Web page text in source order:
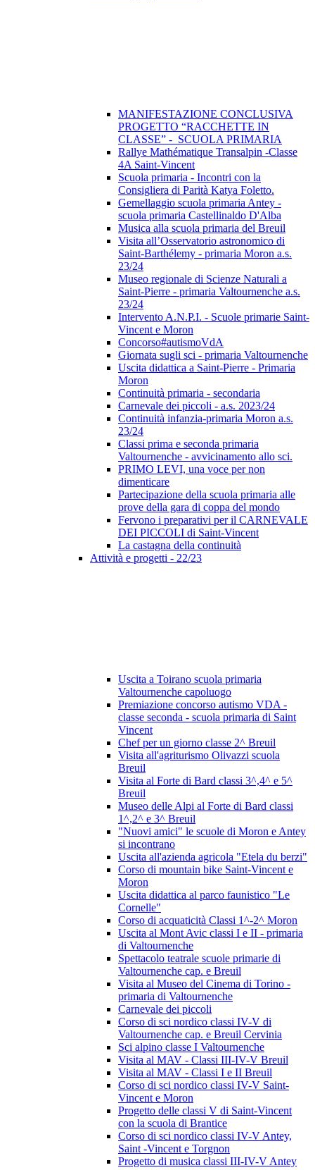
MANIFESTAZIONE CONCLUSIVA
PROGETTO “RACCHETTE IN
CLASSE” - SCUOLA PRIMARIA
Rallye Mathématique Transalpin -Classe
4A Saint-Vincent
Scuola primaria - Incontri con la
Consigliera di Parità Katya Foletto.
Gemellaggio scuola primaria Antey -
scuola primaria Castellinaldo D'Alba
Musica alla scuola primaria del Breuil
Visita all’Osservatorio astronomico di
Saint-Barthélemy - primaria Moron a.s.
23/24
Museo regionale di Scienze Naturali a
Saint-Pierre - primaria Valtournenche a.s.
23/24
Intervento A.N.P.I. - Scuole primarie Saint-
Vincent e Moron
Concorso#autismoVdA
Giornata sugli sci - primaria Valtournenche
Uscita didattica a Saint-Pierre - Primaria
Moron
Continuità primaria - secondaria
Carnevale dei piccoli - a.s. 2023/24
Continuità infanzia-primaria Moron a.s.
23/24
Classi prima e seconda primaria
Valtournenche - avvicinamento allo sci.
PRIMO LEVI, una voce per non
dimenticare
Partecipazione della scuola primaria alle
prove della gara di coppa del mondo
Fervono i preparativi per il CARNEVALE
DEI PICCOLI di Saint-Vincent
La castagna della continuità
Attività e progetti - 22/23
Uscita a Toirano scuola primaria
Valtournenche capoluogo
Premiazione concorso autismo VDA -
classe seconda - scuola primaria di Saint
Vincent
Chef per un giorno classe 2^ Breuil
Visita all'agriturismo Olivazzi scuola
Breuil
Visita al Forte di Bard classi 3^,4^ e 5^
Breuil
Museo delle Alpi al Forte di Bard classi
1^,2^ e 3^ Breuil
"Nuovi amici" le scuole di Moron e Antey
si incontrano
Uscita all'azienda agricola "Etela du berzi"
Corso di mountain bike Saint-Vincent e
Moron
Uscita didattica al parco faunistico "Le
Cornelle"
Corso di acquaticità Classi 1^-2^ Moron
Uscita al Mont Avic classi I e II - primaria
di Valtournenche
Spettacolo teatrale scuole primarie di
Valtournenche cap. e Breuil
Visita al Museo del Cinema di Torino -
primaria di Valtournenche
Carnevale dei piccoli
Corso di sci nordico classi IV-V di
Valtournenche cap. e Breuil Cervinia
Sci alpino classe I Valtournenche
Visita al MAV - Classi III-IV-V Breuil
Visita al MAV - Classi I e II Breuil
Corso di sci nordico classi IV-V Saint-
Vincent e Moron
Progetto delle classi V di Saint-Vincent
con la scuola di Brantice
Corso di sci nordico classi IV-V Antey,
Saint -Vincent e Torgnon
Progetto di musica classi III-IV-V Antey